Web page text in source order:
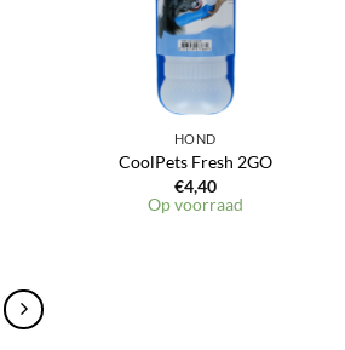
HOND
CoolPets Fresh 2GO
€4,40
Op voorraad